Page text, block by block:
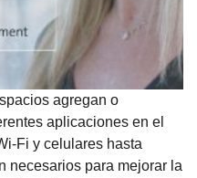
agregan o
aplicaciones en el
Fi y celulares hasta
necesarios para mejorar la